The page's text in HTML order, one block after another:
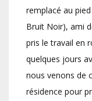
remplacé au
Bruit Noir), ami
pris le travail en
quelques jours
nous venons de
résidence pour